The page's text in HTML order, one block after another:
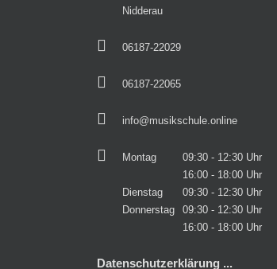
Nidderau
06187-22029
06187-22065
info@musikschule.online
Montag
09:30 - 12:30 Uhr
16:00 - 18:00 Uhr
Dienstag
09:30 - 12:30 Uhr
Donnerstag
09:30 - 12:30 Uhr
16:00 - 18:00 Uhr
Datenschutzerklärung ...